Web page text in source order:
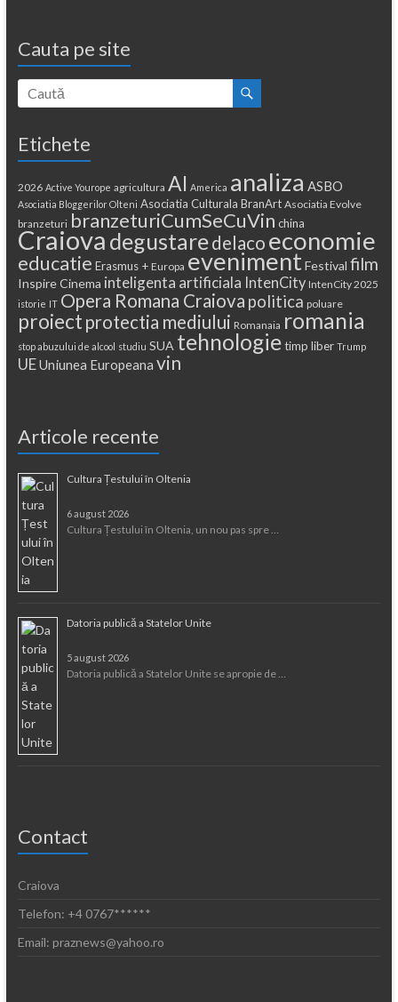
Cauta pe site
Etichete
2026 Active Yourope agricultura AI America analiza ASBO
Asociatia Bloggerilor Olteni Asociatia Culturala BranArt Asociatia Evolve
branzeturi branzeturiCumSeCuVin china
Craiova degustaredelaco economie
educatie Erasmus + Europa eveniment Festival film
Inspire Cinema inteligenta artificiala IntenCity IntenCity 2025
istorie IT Opera Romana Craiova politica poluare
proiect protectia mediului Romanaia romania
stop abuzului de alcool studiu SUA tehnologie timp liber Trump
UEUniunea Europeana vin
Articole recente
Cultura Țestului în Oltenia
6 august 2026
Cultura Țestului în Oltenia, un nou pas spre …
Datoria publică a Statelor Unite
5 august 2026
Datoria publică a Statelor Unite se apropie de …
Contact
Craiova
Telefon: +4 0767******
Email: praznews@yahoo.ro